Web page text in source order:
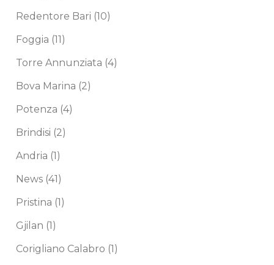
Redentore Bari (10)
Foggia (11)
Torre Annunziata (4)
Bova Marina (2)
Potenza (4)
Brindisi (2)
Andria (1)
News (41)
Pristina (1)
Gjilan (1)
Corigliano Calabro (1)